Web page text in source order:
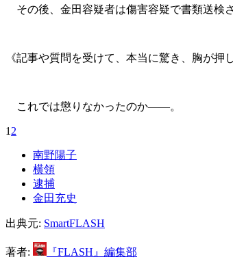
その後、金田容疑者は傷害容疑で書類送検
《記事や質問を受けて、本当に驚き、胸が
これでは懲りなかったのか――。
1 2
南野陽子
横領
逮捕
金田充史
出典元: SmartFLASH
著者: 『FLASH』編集部